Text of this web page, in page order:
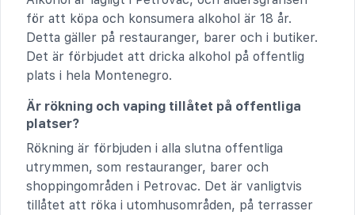
för att köpa och konsumera alkohol är 18 år.
Detta gäller på restauranger, barer och i butiker.
Det är förbjudet att dricka alkohol på offentlig
plats i hela Montenegro.
Är rökning och vaping tillåtet på offentliga
platser?
Rökning är förbjuden i alla slutna offentliga
utrymmen, som restauranger, barer och
shoppingområden i Petrovac. Det är vanligtvis
tillåtet att röka i utomhusområden, på terrasser